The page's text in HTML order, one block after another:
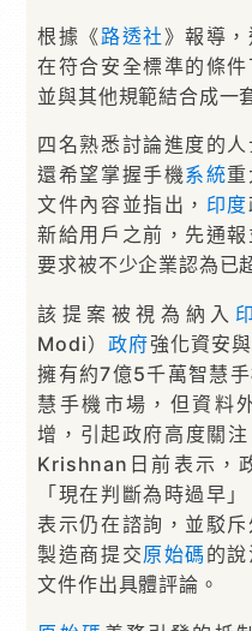
根據《路透社》報導
在符合安全標準的條件
並與其他規範結合成一
四名熟悉討論進度的
還希望掌握手機系統
文件內容並指出， 印度
新給用戶之前，先通
要求被不少企業認為已
該提案被視為納入
Modi）政府強化資安
擁有約7億5千萬智慧
慧手機市場，但資料
增，引起政府高度關
Krishnan日前表示，
「現在判斷為時過早
表示仍在諮詢，並駁
製造商提交原始碼 的
文件作出具體評論。